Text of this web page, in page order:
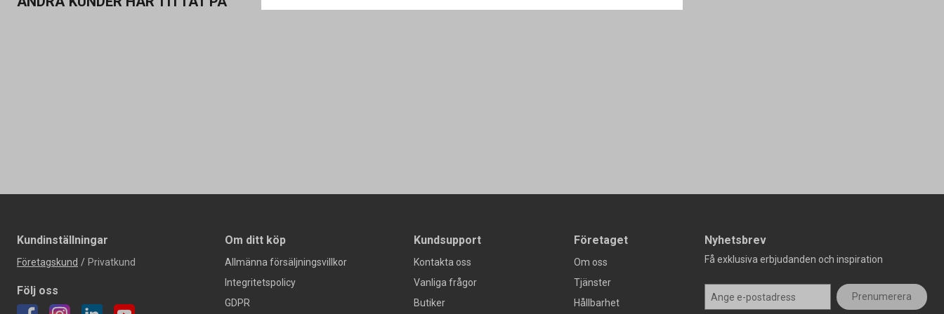
Kundinställningar
Företagskund / Privatkund
Följ oss
Om ditt köp
Allmänna försäljningsvillkor
Integritetspolicy
GDPR
Kundsupport
Kontakta oss
Vanliga frågor
Butiker
Företaget
Om oss
Tjänster
Hållbarhet
Nyhetsbrev
Få exklusiva erbjudanden och inspiration
Prenumerera